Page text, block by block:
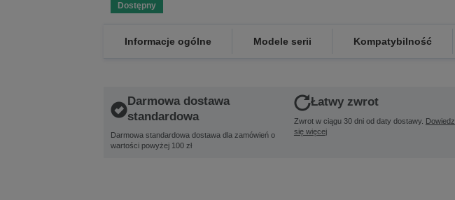
Dostępny
Informacje ogólne Modele serii Kompatybilność
Darmowa dostawa
standardowa
Darmowa standardowa dostawa dla zamówień o
wartości powyżej 100 zł
Łatwy zwrot
Zwrot w ciągu 30 dni od daty dostawy. Dowiedz
się więcej